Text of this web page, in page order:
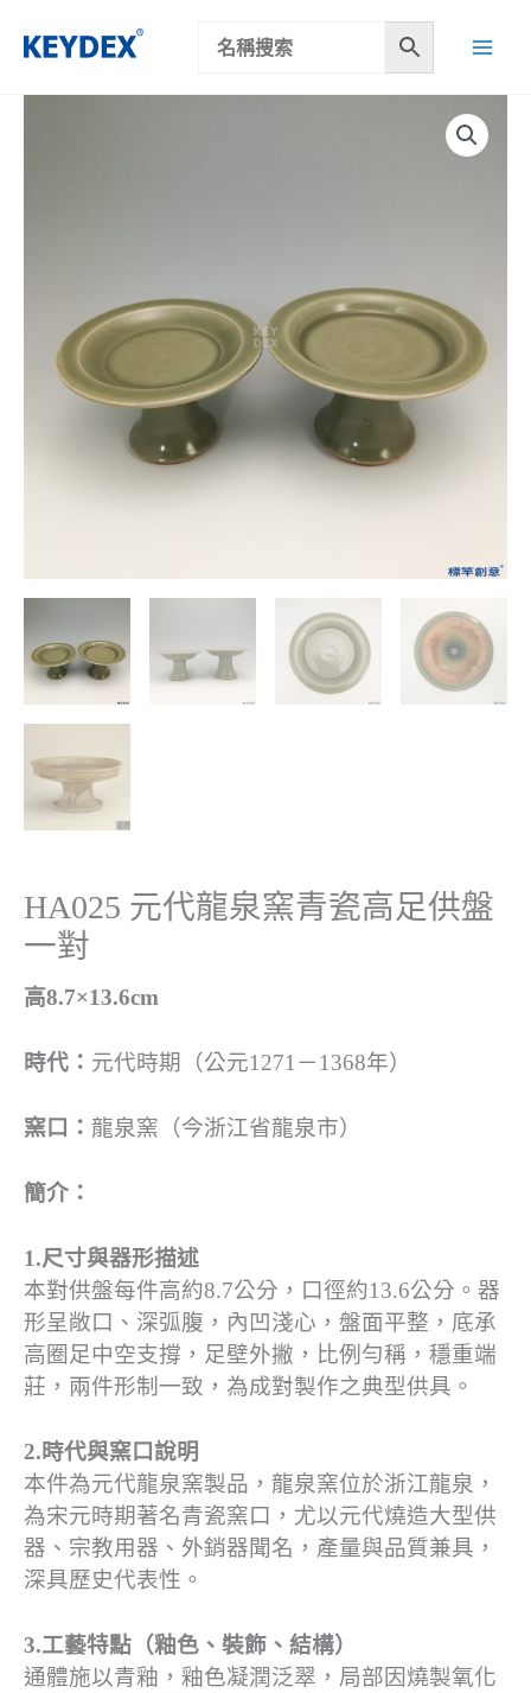
HA025 元代龍泉窯青瓷高足供盤
一對
高8.7×13.6cm
時代： 元代時期（公元1271－1368年）
窯口： 龍泉窯（今浙江省龍泉市）
簡介：
1.尺寸與器形描述
本對供盤每件高約8.7公分，口徑約13.6公分。器
形呈敞口、深弧腹，內凹淺心，盤面平整，底承
高圈足中空支撐，足壁外撇，比例勻稱，穩重端
莊，兩件形制一致，為成對製作之典型供具。
2.時代與窯口說明
本件為元代龍泉窯製品，龍泉窯位於浙江龍泉，
為宋元時期著名青瓷窯口，尤以元代燒造大型供
器、宗教用器、外銷器聞名，產量與品質兼具，
深具歷史代表性。
3.工藝特點（釉色、裝飾、結構）
通體施以青釉，釉色凝潤泛翠，局部因燒製氧化